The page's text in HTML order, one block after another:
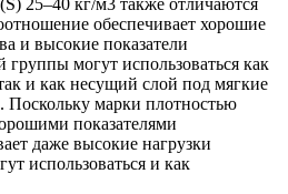
обеспечивает хорошие
и высокие показатели
могут использоваться как
и как несущий слой под мягкие
Поскольку марки плотностью
показателями
даже высокие нагрузки
использоваться и как